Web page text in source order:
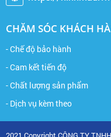
CHĂM SÓC KHÁCH
- Chế độ bảo hành
- Cam kết tiến độ
- Chất lượng sản phẩm
- Dịch vụ kèm theo